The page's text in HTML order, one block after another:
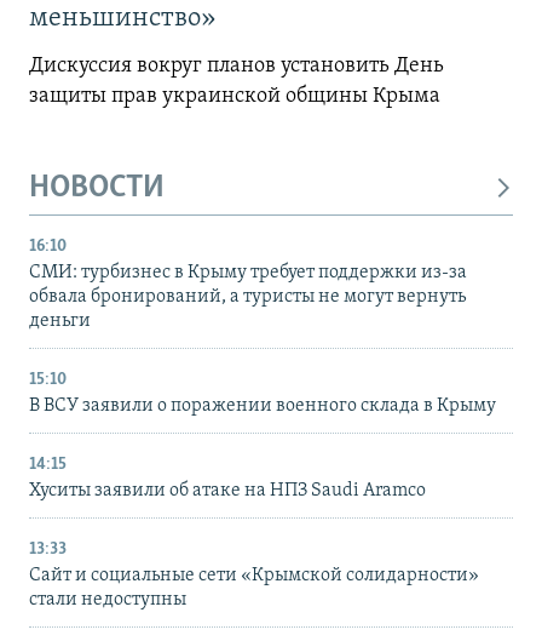
меньшинство»
Дискуссия вокруг планов установить День
защиты прав украинской общины Крыма
НОВОСТИ
16:10
СМИ: турбизнес в Крыму требует поддержки из-за
обвала бронирований, а туристы не могут вернуть
деньги
15:10
В ВСУ заявили о поражении военного склада в Крыму
14:15
Хуситы заявили об атаке на НПЗ Saudi Aramco
13:33
Сайт и социальные сети «Крымской солидарности»
стали недоступны